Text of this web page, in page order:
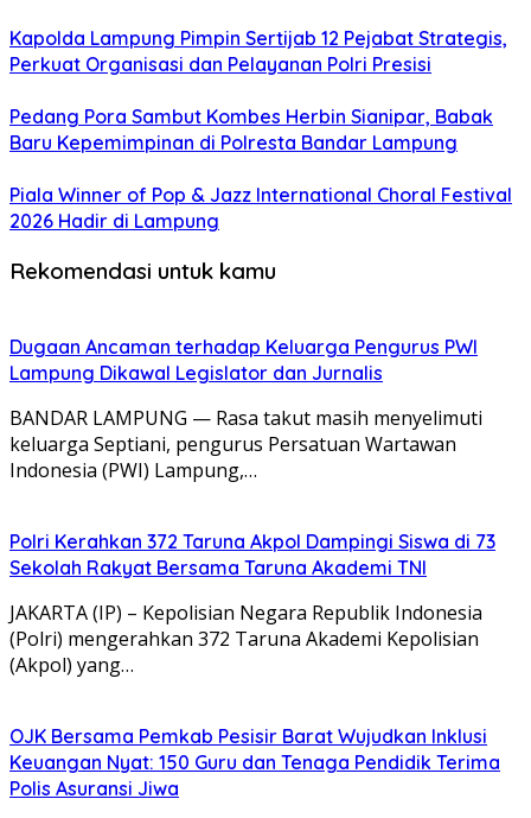
Kapolda Lampung Pimpin Sertijab 12 Pejabat Strategis,
Perkuat Organisasi dan Pelayanan Polri Presisi
Pedang Pora Sambut Kombes Herbin Sianipar, Babak
Baru Kepemimpinan di Polresta Bandar Lampung
Piala Winner of Pop & Jazz International Choral Festival
2026 Hadir di Lampung
Rekomendasi untuk kamu
Dugaan Ancaman terhadap Keluarga Pengurus PWI
Lampung Dikawal Legislator dan Jurnalis
BANDAR LAMPUNG — Rasa takut masih menyelimuti
keluarga Septiani, pengurus Persatuan Wartawan
Indonesia (PWI) Lampung,…
Polri Kerahkan 372 Taruna Akpol Dampingi Siswa di 73
Sekolah Rakyat Bersama Taruna Akademi TNI
JAKARTA (IP) – Kepolisian Negara Republik Indonesia
(Polri) mengerahkan 372 Taruna Akademi Kepolisian
(Akpol) yang…
OJK Bersama Pemkab Pesisir Barat Wujudkan Inklusi
Keuangan Nyat: 150 Guru dan Tenaga Pendidik Terima
Polis Asuransi Jiwa